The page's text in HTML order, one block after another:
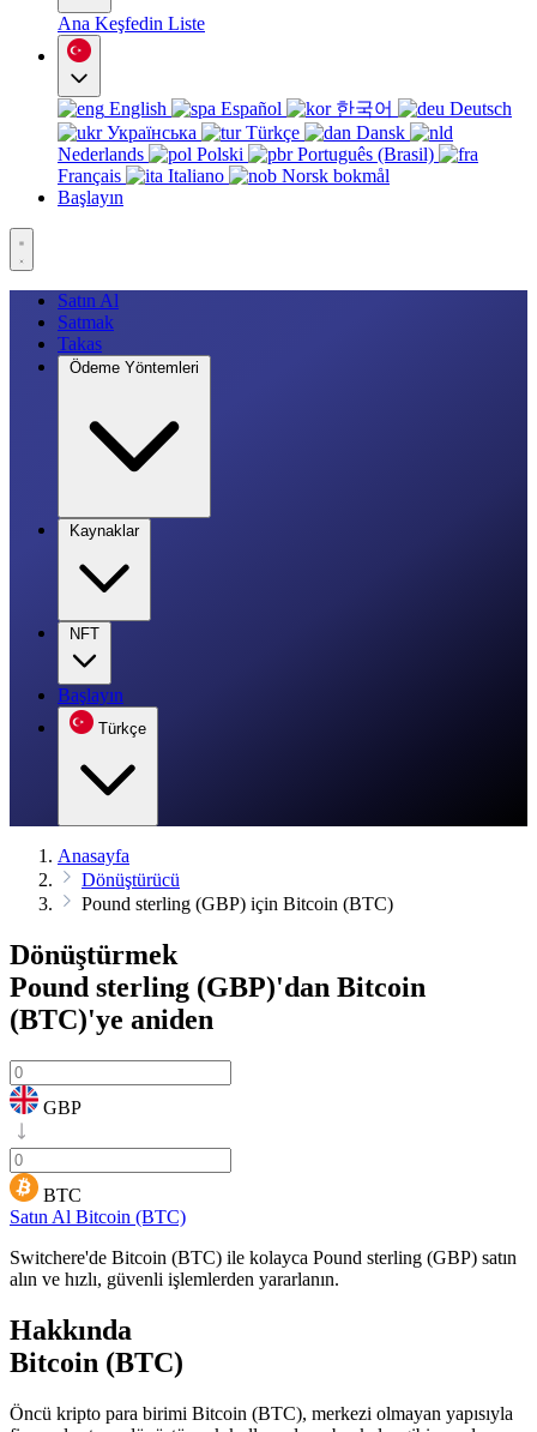
Ana Keşfedin Liste
English Español 한국어
Deutsch
Українська
Türkçe
Dansk
Nederlands
Polski
Português (Brasil)
Français
Italiano
Norsk bokmål
Başlayın
Satın Al
Satmak
Takas
Ödeme Yöntemleri
Kaynaklar
NFT
Başlayın
Türkçe
Anasayfa
Dönüştürücü
Pound sterling (GBP) için Bitcoin (BTC)
Dönüştürmek
Pound sterling (GBP)'dan Bitcoin
(BTC)'ye aniden
GBP
BTC
Satın Al Bitcoin (BTC)
Switchere'de Bitcoin (BTC) ile kolayca Pound sterling (GBP) satın
alın ve hızlı, güvenli işlemlerden yararlanın.
Hakkında
Bitcoin (BTC)
Öncü kripto para birimi Bitcoin (BTC), merkezi olmayan yapısıyla